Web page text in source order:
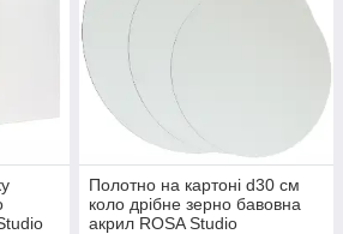
Полотно на картоні d30 см
коло дрібне зерно бавовна
акрил ROSA Studio